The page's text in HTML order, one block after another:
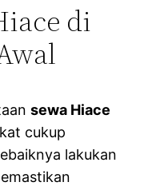
di
sewa Hiace
cukup
lakukan